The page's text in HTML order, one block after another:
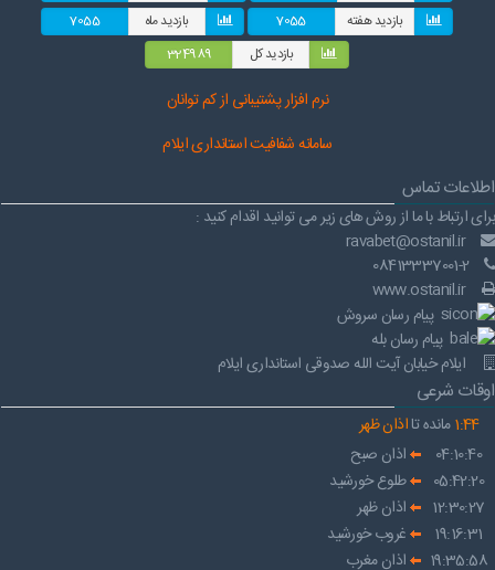
بازدید هفته
7055 بازدید ماه
7055
بازدید کل
324989
نرم افزار پشتیبانی از کم توانان
سامانه شفافیت استانداری ایلام
اطلاعات تماس
برای ارتباط با ما از روش های زیر می توانید اقدام کنید :
ravabet@ostanil.ir
www.ostanil.ir
پیام رسان سروش
پیام رسان بله
ایلام خیابان آیت الله صدوقی استانداری ایلام
اوقات شرعی
1:44 مانده تااذان ظهر
04:10:40
اذان صبح
05:42:20
طلوع خورشید
12:30:27
اذان ظهر
19:16:31
غروب خورشید
19:35:58
اذان مغرب